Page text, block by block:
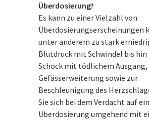
Überdosierung?
Es kann zu einer Vielzahl von
Überdosierungserscheinungen
unter anderem zu stark
Blutdruck mit Schwindel bis hin
Schock mit tödlichem Ausgang,
Gefässerweiterung sowie zur
Beschleunigung des
Sie sich bei dem Verdacht auf
Überdosierung umgehend mit